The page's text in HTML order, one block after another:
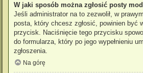
W jaki sposób można zgłosić posty
Jeśli administrator na to zezwolił, w
posta, który chcesz zgłosić, powinien być
przycisk. Naciśnięcie tego przycisku
do formularza, który po jego wypełnieniu
zgłoszenia.
Na górę